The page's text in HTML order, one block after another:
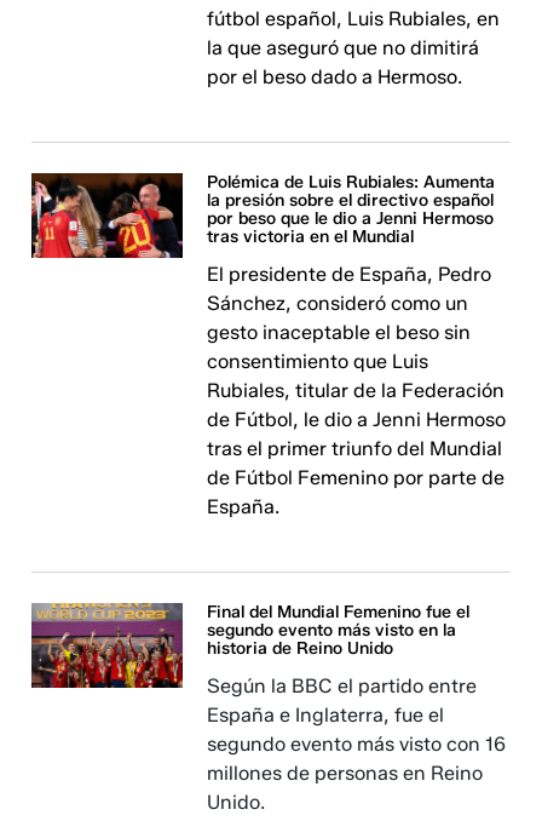
fútbol español, Luis Rubiales, en
la que aseguró que no dimitirá
por el beso dado a Hermoso.
Polémica de Luis Rubiales: Aumenta
la presión sobre el directivo español
por beso que le dio a Jenni Hermoso
tras victoria en el Mundial
El presidente de España, Pedro
Sánchez, consideró como un
gesto inaceptable el beso sin
consentimiento que Luis
Rubiales, titular de la Federación
de Fútbol, le dio a Jenni Hermoso
tras el primer triunfo del Mundial
de Fútbol Femenino por parte de
España.
Final del Mundial Femenino fue el
segundo evento más visto en la
historia de Reino Unido
Según la BBC el partido entre
España e Inglaterra, fue el
segundo evento más visto con 16
millones de personas en Reino
Unido.